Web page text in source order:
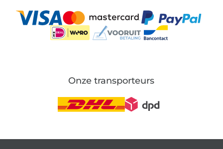
Onze transporteurs